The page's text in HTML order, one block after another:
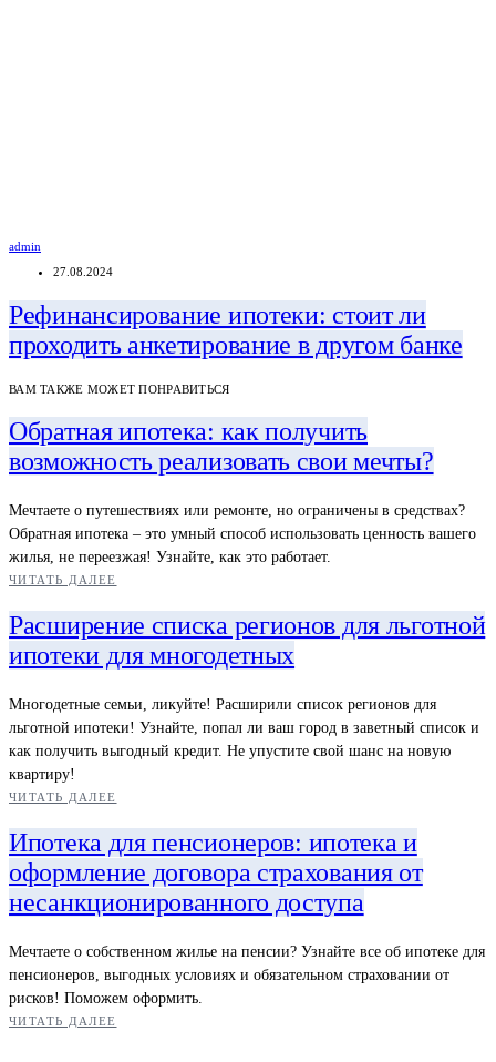
admin
27.08.2024
Рефинансирование ипотеки: стоит ли
проходить анкетирование в другом банке
ВАМ ТАКЖЕ МОЖЕТ ПОНРАВИТЬСЯ
Обратная ипотека: как получить
возможность реализовать свои мечты?
Мечтаете о путешествиях или ремонте, но ограничены в средствах?
Обратная ипотека – это умный способ использовать ценность вашего
жилья, не переезжая! Узнайте, как это работает.
ЧИТАТЬ ДАЛЕЕ
Расширение списка регионов для льготной
ипотеки для многодетных
Многодетные семьи, ликуйте! Расширили список регионов для
льготной ипотеки! Узнайте, попал ли ваш город в заветный список и
как получить выгодный кредит. Не упустите свой шанс на новую
квартиру!
ЧИТАТЬ ДАЛЕЕ
Ипотека для пенсионеров: ипотека и
оформление договора страхования от
несанкционированного доступа
Мечтаете о собственном жилье на пенсии? Узнайте все об ипотеке для
пенсионеров, выгодных условиях и обязательном страховании от
рисков! Поможем оформить.
ЧИТАТЬ ДАЛЕЕ